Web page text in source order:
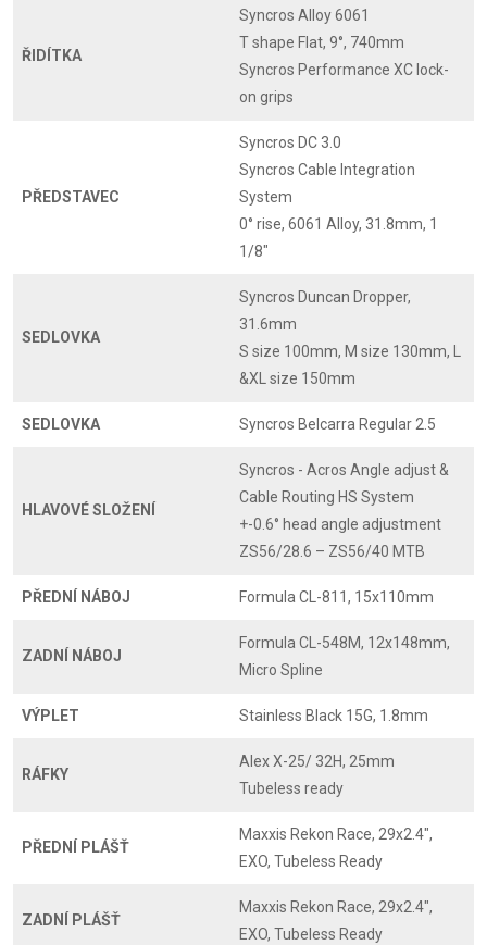
ŘIDÍTKA
Syncros Alloy 6061
T shape Flat, 9°, 740mm
Syncros Performance XC lock-
on grips
PŘEDSTAVEC
Syncros DC 3.0
Syncros Cable Integration
System
0° rise, 6061 Alloy, 31.8mm, 1
1/8"
SEDLOVKA
Syncros Duncan Dropper,
31.6mm
S size 100mm, M size 130mm, L
&XL size 150mm
SEDLOVKA Syncros Belcarra Regular 2.5
HLAVOVÉ SLOŽENÍ
Syncros - Acros Angle adjust &
Cable Routing HS System
+-0.6° head angle adjustment
ZS56/28.6 – ZS56/40 MTB
PŘEDNÍ NÁBOJ Formula CL-811, 15x110mm
ZADNÍ NÁBOJ
Formula CL-548M, 12x148mm,
Micro Spline
VÝPLET Stainless Black 15G, 1.8mm
RÁFKY
Alex X-25/ 32H, 25mm
Tubeless ready
PŘEDNÍ PLÁŠŤ
Maxxis Rekon Race, 29x2.4",
EXO, Tubeless Ready
ZADNÍ PLÁŠŤ
Maxxis Rekon Race, 29x2.4",
EXO, Tubeless Ready